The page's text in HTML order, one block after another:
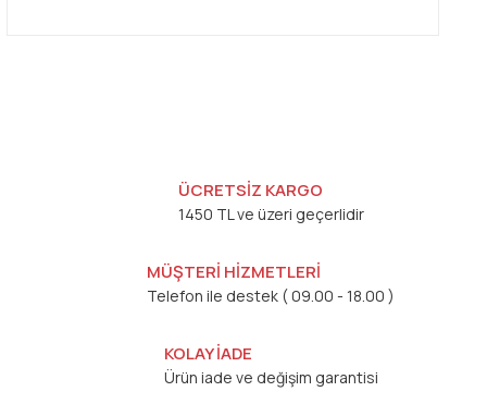
ÜCRETSİZ KARGO
1450 TL ve üzeri geçerlidir
MÜŞTERİ HİZMETLERİ
Telefon ile destek ( 09.00 - 18.00 )
KOLAY İADE
Ürün iade ve değişim garantisi